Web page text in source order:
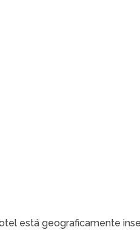
está geograficamente